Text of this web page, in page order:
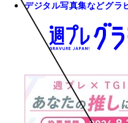
デジタル写真集などグラ